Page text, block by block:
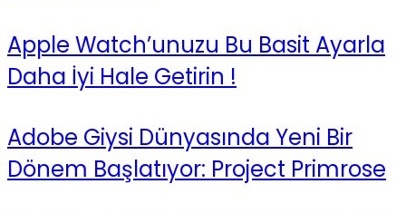
Apple Watch’unuzu Bu Basit Ayarla
Daha İyi Hale Getirin !
Adobe Giysi Dünyasında Yeni Bir
Dönem Başlatıyor: Project Primrose